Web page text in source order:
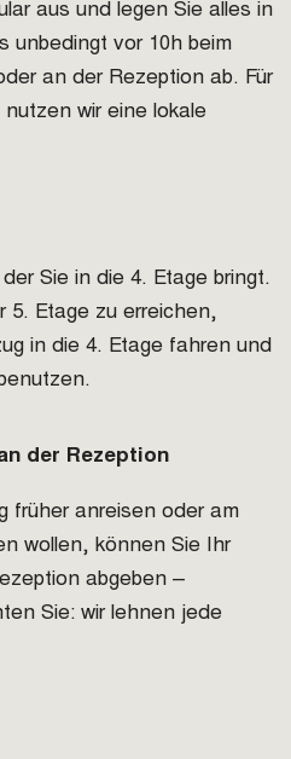
aus und legen Sie alles in
unbedingt vor 10h beim
an der Rezeption ab. Für
wir eine lokale
Sie in die 4. Etage bringt.
5. Etage zu erreichen,
in die 4. Etage fahren und
der Rezeption
früher anreisen oder am
wollen, können Sie Ihr
abgeben –
Sie: wir lehnen jede